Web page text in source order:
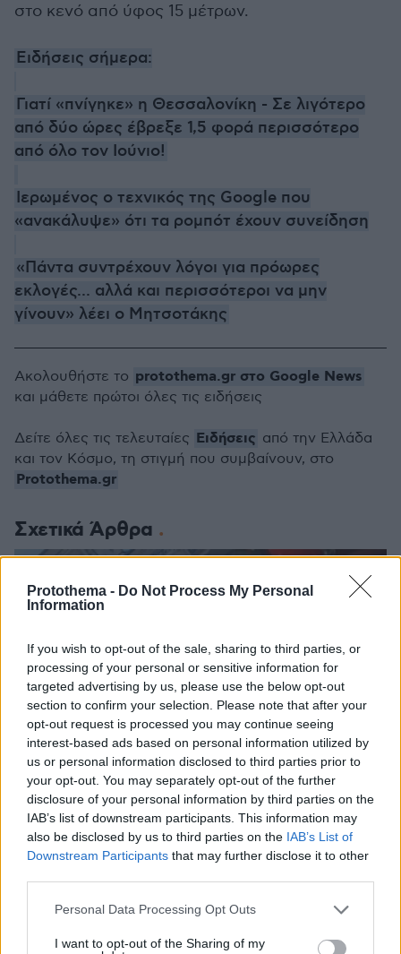
Protothema - Do Not Process My Personal
Information
If you wish to opt-out of the sale, sharing to third parties, or
processing of your personal or sensitive information for
targeted advertising by us, please use the below opt-out
section to confirm your selection. Please note that after your
opt-out request is processed you may continue seeing
interest-based ads based on personal information utilized by
us or personal information disclosed to third parties prior to
your opt-out. You may separately opt-out of the further
disclosure of your personal information by third parties on the
IAB’s list of downstream participants. This information may
also be disclosed by us to third parties on the IAB’s List of
Downstream Participants that may further disclose it to other
Please note that this website/app uses one or more Google
not limited to your visit or usage behaviour. You may click to
Personal Data Processing Opt Outs
I want to opt-out of the Sharing of my
στο κενό από ύφος 15 μέτρων.
Ειδήσεις σήμερα:
Γιατί «πνίγηκε» η Θεσσαλονίκη - Σε λιγότερο
από δύο ώρες έβρεξε 1,5 φορά περισσότερο
από όλο τον Ιούνιο!
Ιερωμένος ο τεχνικός της Google που
«ανακάλυψε» ότι τα ρομπότ έχουν συνείδηση
«Πάντα συντρέχουν λόγοι για πρόωρες
εκλογές... αλλά και περισσότεροι να μην
γίνουν» λέει ο Μητσοτάκης
Σχετικά Άρθρα
14.06.2022, 15:00
Ακολουθήστε το protothema.gr στο Google News
και μάθετε πρώτοι όλες τις ειδήσεις
Δείτε όλες τις τελευταίες Ειδήσεις από την Ελλάδα
και τον Κόσμο, τη στιγμή που συμβαίνουν, στο
Protothema.gr